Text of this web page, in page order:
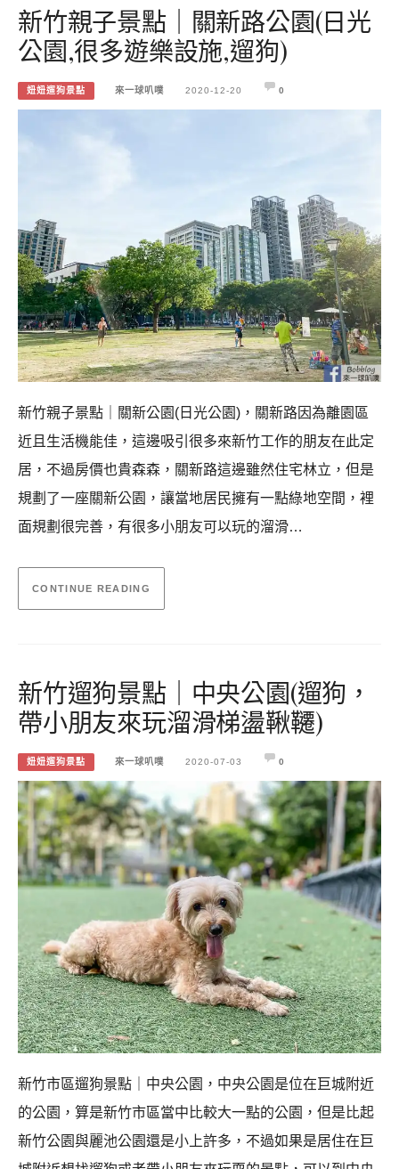
新竹親子景點｜關新路公園(日光
公園,很多遊樂設施,遛狗)
妞妞遛狗景點 來一球叭噗 2020-12-20 0
新竹親子景點｜關新公園(日光公園)，關新路因為離園區
近且生活機能佳，這邊吸引很多來新竹工作的朋友在此定
居，不過房價也貴森森，關新路這邊雖然住宅林立，但是
規劃了一座關新公園，讓當地居民擁有一點綠地空間，裡
面規劃很完善，有很多小朋友可以玩的溜滑…
CONTINUE READING
新竹遛狗景點｜中央公園(遛狗，
帶小朋友來玩溜滑梯盪鞦韆)
妞妞遛狗景點 來一球叭噗 2020-07-03 0
新竹市區遛狗景點｜中央公園，中央公園是位在巨城附近
的公園，算是新竹市區當中比較大一點的公園，但是比起
新竹公園與麗池公園還是小上許多，不過如果是居住在巨